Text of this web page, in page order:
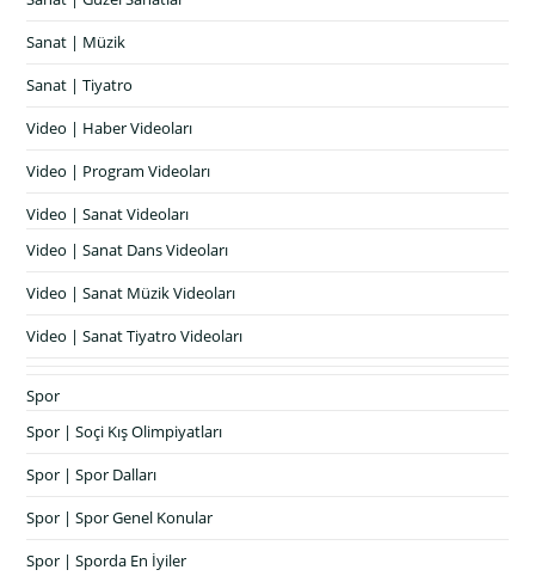
Sanat | Müzik
Sanat | Tiyatro
Video | Haber Videoları
Video | Program Videoları
Video | Sanat Videoları
Video | Sanat Dans Videoları
Video | Sanat Müzik Videoları
Video | Sanat Tiyatro Videoları
Spor
Spor | Soçi Kış Olimpiyatları
Spor | Spor Dalları
Spor | Spor Genel Konular
Spor | Sporda En İyiler